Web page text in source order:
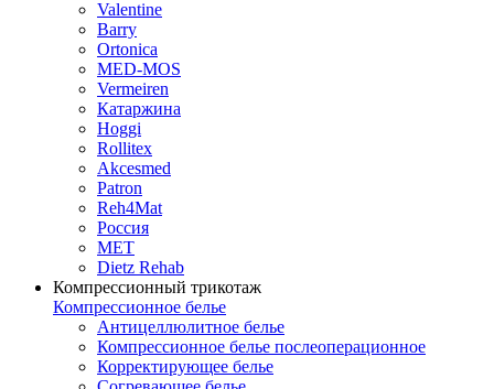
Valentine
Barry
Ortonica
MED-MOS
Vermeiren
Катаржина
Hoggi
Rollitex
Akcesmed
Patron
Reh4Mat
Россия
МЕТ
Dietz Rehab
Компрессионный трикотаж
Компрессионное белье
Антицеллюлитное белье
Компрессионное белье послеоперационное
Корректирующее белье